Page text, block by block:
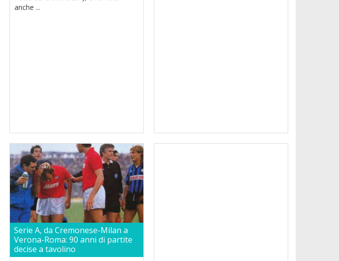
anche ...
Serie A, da Cremonese-Milan a
Verona-Roma: 90 anni di partite
decise a tavolino